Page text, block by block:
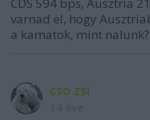
varnad el, hogy
a kamatok, mint nalunk?
cso zsi